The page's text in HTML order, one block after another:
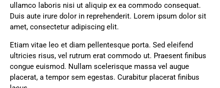
ullamco laboris nisi ut aliquip ex ea commodo consequat.
Duis aute irure dolor in reprehenderit. Lorem ipsum dolor sit
amet, consectetur adipiscing elit.
Etiam vitae leo et diam pellentesque porta. Sed eleifend
ultricies risus, vel rutrum erat commodo ut. Praesent finibus
congue euismod. Nullam scelerisque massa vel augue
placerat, a tempor sem egestas. Curabitur placerat finibus